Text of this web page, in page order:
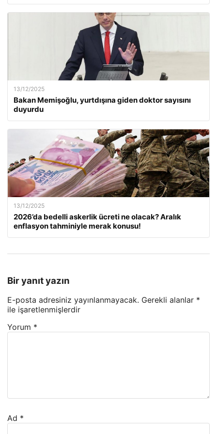
13/12/2025
Bakan Memişoğlu, yurtdışına giden doktor sayısını
duyurdu
13/12/2025
2026’da bedelli askerlik ücreti ne olacak? Aralık
enflasyon tahminiyle merak konusu!
Bir yanıt yazın
E-posta adresiniz yayınlanmayacak. Gerekli alanlar *
ile işaretlenmişlerdir
Yorum *
Ad *